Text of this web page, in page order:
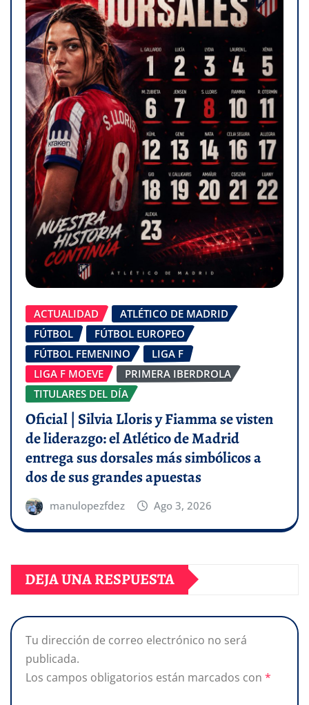
ACTUALIDAD
ATLÉTICO DE MADRID
FÚTBOL
FÚTBOL EUROPEO
FÚTBOL FEMENINO
LIGA F
LIGA F MOEVE
PRIMERA IBERDROLA
TITULARES DEL DÍA
Oficial | Silvia Lloris y Fiamma se visten
de liderazgo: el Atlético de Madrid
entrega sus dorsales más simbólicos a
dos de sus grandes apuestas
manulopezfdez Ago 3, 2026
DEJA UNA RESPUESTA
Tu dirección de correo electrónico no será
publicada.
Los campos obligatorios están marcados con *